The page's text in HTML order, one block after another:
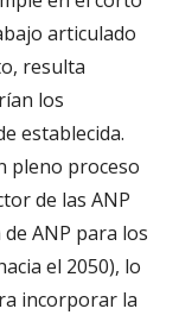
articulado
resulta
los
establecida.
pleno proceso
de las ANP
ANP para los
el 2050), lo
incorporar la